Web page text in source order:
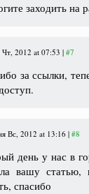
заходить на
Чт, 2012 at 07:53 |#7
за ссылки,
Вс, 2012 at 13:16 |#8
день у нас в
вашу статью,
спасибо